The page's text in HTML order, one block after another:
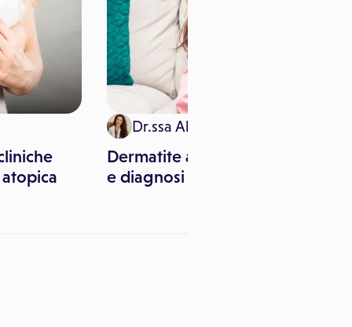
Dr.ssa Alessia Anzalone
Dermatite atopica: sintomi
e diagnosi